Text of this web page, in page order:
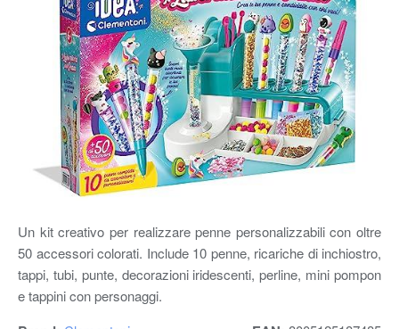
Un kit creativo per realizzare penne personalizzabili con oltre
50 accessori colorati. Include 10 penne, ricariche di inchiostro,
tappi, tubi, punte, decorazioni iridescenti, perline, mini pompon
e tappini con personaggi.